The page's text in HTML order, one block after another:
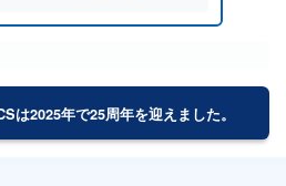
2025年で25周年を迎えました。